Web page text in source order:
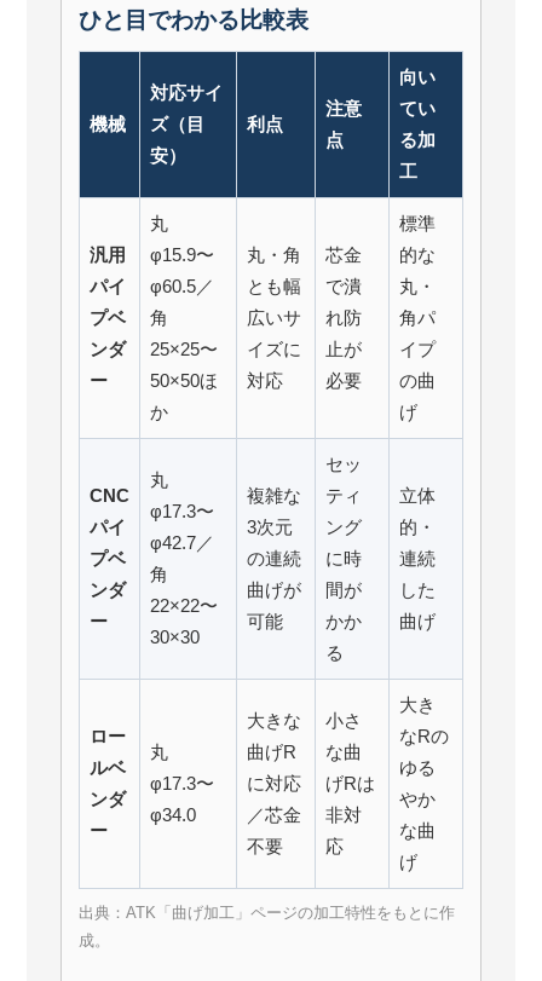
ひと目でわかる比較表
機械
対応サイ
ズ（目
安）
利点
注意
点
向い
てい
る加
工
汎用
パイ
プベ
ンダ
ー
丸
φ15.9〜
φ60.5／
角
25×25〜
50×50ほ
か
丸・角
とも幅
広いサ
イズに
対応
芯金
で潰
れ防
止が
必要
標準
的な
丸・
角パ
イプ
の曲
げ
CNC
パイ
プベ
ンダ
ー
丸
φ17.3〜
φ42.7／
角
22×22〜
30×30
複雑な
3次元
の連続
曲げが
可能
セッ
ティ
ング
に時
間が
かか
る
立体
的・
連続
した
曲げ
ロー
ルベ
ンダ
ー
丸
φ17.3〜
φ34.0
大きな
曲げR
に対応
／芯金
不要
小さ
な曲
げRは
非対
応
大き
なRの
ゆる
やか
な曲
げ
出典：ATK「曲げ加工」ページの加工特性をもとに作
成。